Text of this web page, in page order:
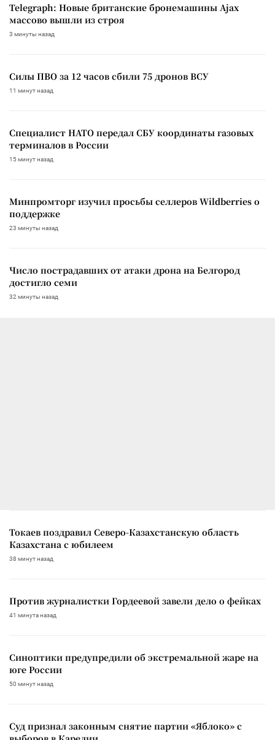
Telegraph: Новые британские бронемашины Ajax
массово вышли из строя
3 минуты назад
Силы ПВО за 12 часов сбили 75 дронов ВСУ
11 минут назад
Специалист НАТО передал СБУ координаты газовых
терминалов в России
15 минут назад
Минпромторг изучил просьбы селлеров Wildberries о
поддержке
23 минуты назад
Число пострадавших от атаки дрона на Белгород
достигло семи
32 минуты назад
Токаев поздравил Северо-Казахстанскую область
Казахстана с юбилеем
38 минут назад
Против журналистки Гордеевой завели дело о фейках
41 минута назад
Синоптики предупредили об экстремальной жаре на
юге России
50 минут назад
Суд признал законным снятие партии «Яблоко» с